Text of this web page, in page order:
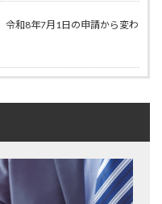
令和8年7月1日の申請から変わ